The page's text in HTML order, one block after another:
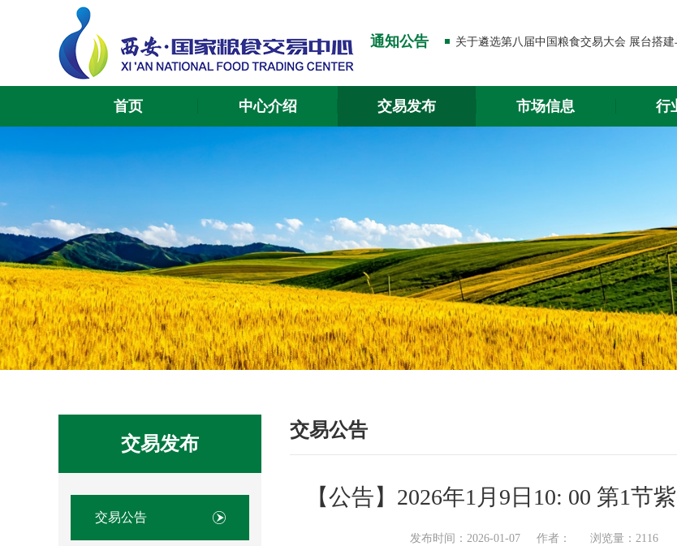
通知公告
首页 中心介绍 交易发布 市场信息 行
交易发布
交易公告
交易公告
【公告】2026年1月9日10: 00 第1
发布时间：2026-01-07 作者： 浏览量：